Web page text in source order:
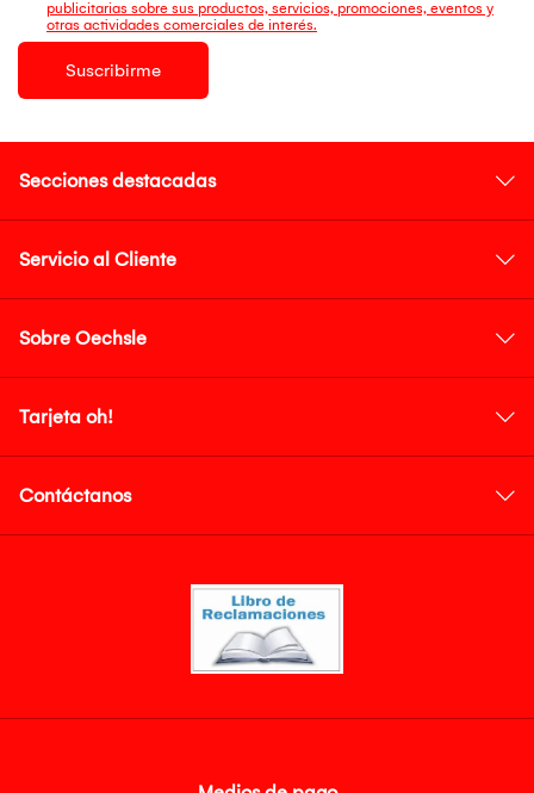
publicitarias sobre sus productos, servicios, promociones, eventos y
otras actividades comerciales de interés.
Suscribirme
Secciones destacadas
Servicio al Cliente
Sobre Oechsle
Tarjeta oh!
Contáctanos